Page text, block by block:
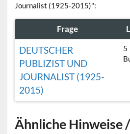
Journalist (1925-2015)":
Frage
DEUTSCHER
PUBLIZIST UND
JOURNALIST (1925-
2015)
5
Ähnliche Hinweise